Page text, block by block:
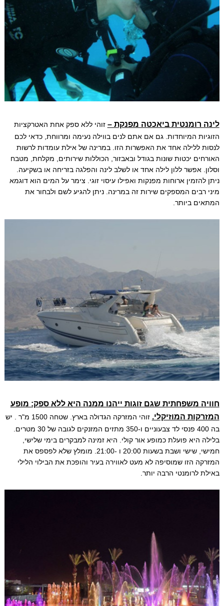
לינה רומנטית ביאכטה מפנקת – זוהי ללא ספק אחת האטרקציות
הזוגיות המיוחדות. גם אם אתם לנים בווילה נעימה ומרווחת, כדאי לכם
לנסות ללילה אחד את האפשרות הזו. במרינה של אילת עומדות לרשות
האורחים יכטות שונות בגודל ובאבזור, הכוללות שירותים, מקלחת, מטבח
וסלון. אפשר ללון לילה אחד או לשלב לינה והפלגה בזריחה או בשקיעה.
ניתן להזמין ארוחות מפנקות ואפילו עיסוי זוגי. צימר על המים הוא דוגמא
מיני רבים המספקים שירות זה במרינה. ניתן להגיע לשם ולבחור את
המתאים ביותר.
חוויה משפחתית שגם זוגות ייהנו ממנה היא ללא ספק: מופע
המזרקות המוזיקלי.
זוהי המזרקה הגדולה בארץ. שטחה 1500 מ"ר . יש
בה 400 פנסי לד צבעוניים ו-350 מתזים המזנקים לגובה של 30 מטרים.
בלילה היא פועלת כמופע אור קולי. היא זמינה למבקרים בימי שלישי,
חמישי, שישי ושבת בשעות 20:00 ו -21:00. מומלץ שלא לפספס את
המזרקה הזו שמוסיפה לא מעט לאווירה בעיר והופכת את הבילוי הלילי
באילת לרומנטי הרבה יותר.